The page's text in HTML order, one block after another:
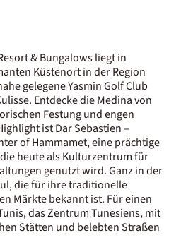
& Bungalows liegt in
Küstenort in der Region
gelegene Yasmin Golf Club
Entdecke die Medina von
Festung und engen
ist Dar Sebastien –
of Hammamet, eine prächtige
heute als Kulturzentrum für
genutzt wird. Ganz in der
die für ihre traditionelle
Märkte bekannt ist. Für einen
das Zentrum Tunesiens, mit
Stätten und belebten Straßen